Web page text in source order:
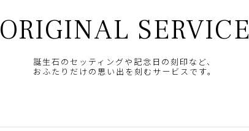
ORIGINAL SERVICE
誕生石のセッティングや記念日の刻印など、
おふたりだけの思い出を刻むサービスです。